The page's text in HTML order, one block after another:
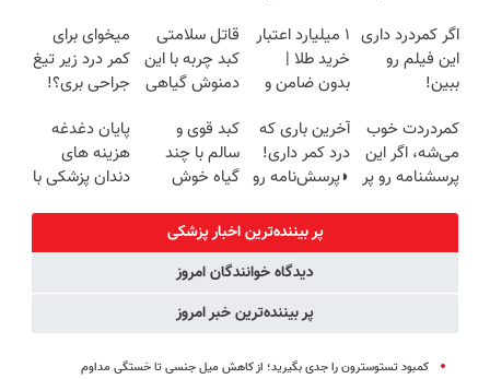
روزه ساخت!
روزه ساخت! اگر کمردرد داری
این فیلم رو
ببین!
پر کن◖
۱ میلیارد اعتبار
خرید طلا |
بدون ضامن و
قاتل سلامتی
کبد چربه با این
دمنوش گیاهی
میخوای برای
کمر درد زیر تیغ
جراحی بری؟!
پر کن◖
کمردردت خوب
می‌شه، اگر این
پرسشنامه رو پر
آخرین باری که
درد کمر داری!
◗پرسش‌نامه رو
کبد قوی و
سالم با چند
گیاه خوش
پایان دغدغه
هزینه های
دندان پزشکی با
پر بیننده‌ترین اخبار پزشکی
دیدگاه خوانندگان امروز
پر بیننده‌ترین خبر امروز
کمبود تستوسترون را جدی بگیرید؛ از کاهش میل جنسی تا خستگی مداوم